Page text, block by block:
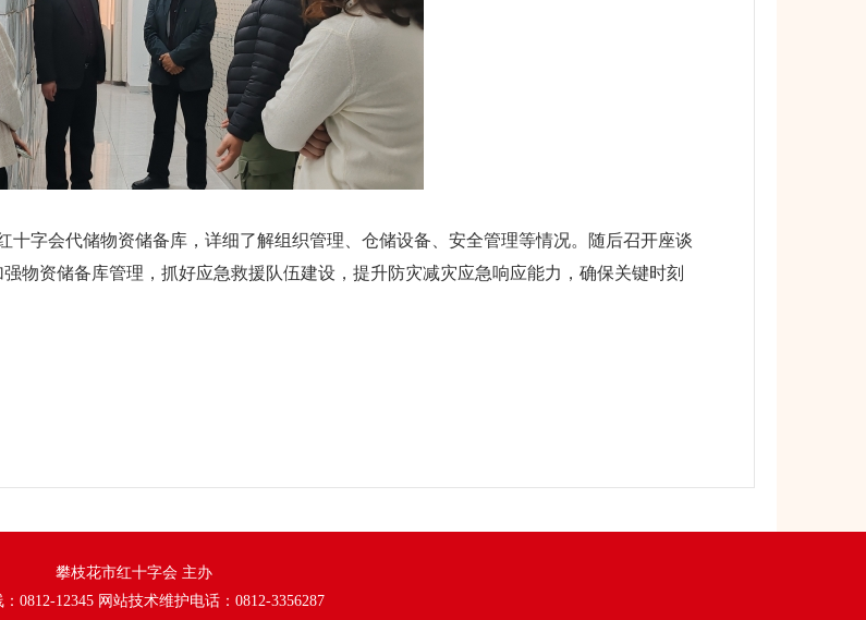
字会代储物资储备库，详细了解组织管理、仓储设备、安全管理等情况。随后召开座谈
物资储备库管理，抓好应急救援队伍建设，提升防灾减灾应急响应能力，确保关键时刻
攀枝花市红十字会 主办
0812-12345 网站技术维护电话：0812-3356287